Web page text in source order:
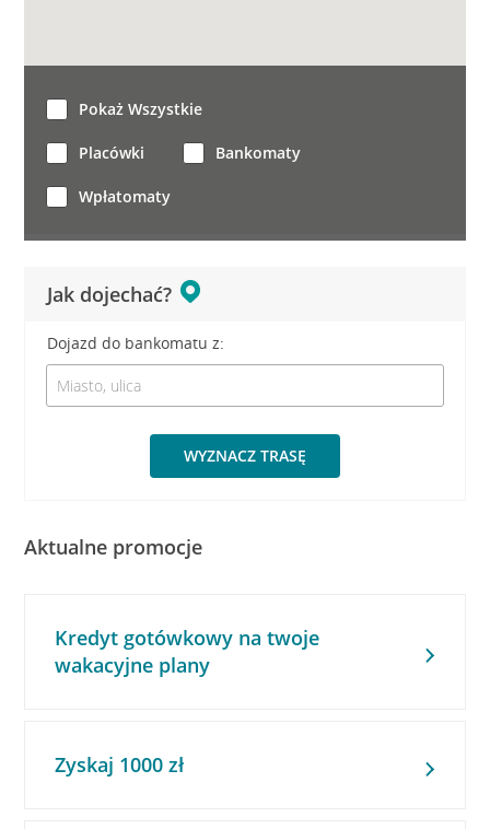
Jak dojechać?
Dojazd do bankomatu z:
WYZNACZ TRASĘ
Pokaż Wszystkie
Placówki Bankomaty
Wpłatomaty
Aktualne promocje
Kredyt gotówkowy na twoje
wakacyjne plany
Zyskaj 1000 zł